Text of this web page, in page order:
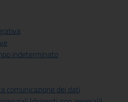
indeterminato
comunicazione dei dati